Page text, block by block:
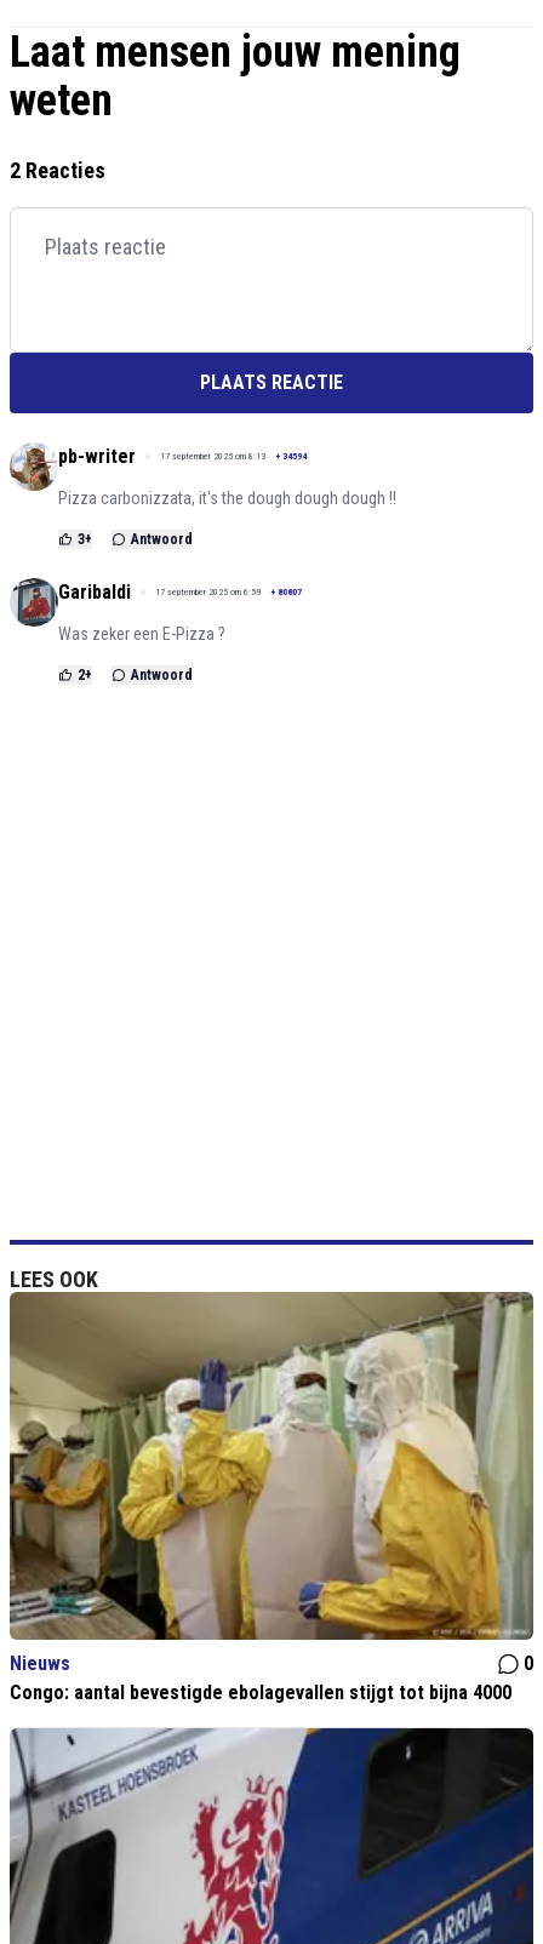
Laat mensen jouw mening
weten
2 Reacties
PLAATS REACTIE
pb-writer 17 september 2025 om 8:13 + 34594
Pizza carbonizzata, it's the dough dough dough !!
3+ Antwoord
Garibaldi 17 september 2025 om 6:59 + 80807
Was zeker een E-Pizza ?
2+ Antwoord
LEES OOK
Nieuws
0
Congo: aantal bevestigde ebolagevallen stijgt tot bijna 4000